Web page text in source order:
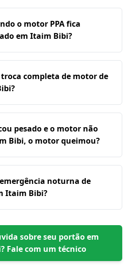
o motor PPA fica
em Itaim Bibi?
completa de motor de
pesado e o motor não
Bibi, o motor queimou?
noturna de
Itaim Bibi?
sobre seu portão em
? Fale com um técnico